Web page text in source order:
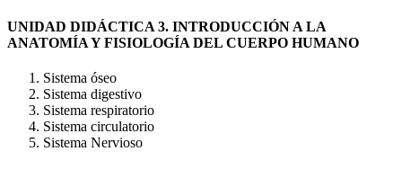
UNIDAD DIDÁCTICA 3. INTRODUCCIÓN A LA
ANATOMÍA Y FISIOLOGÍA DEL CUERPO HUMANO
Sistema óseo
Sistema digestivo
Sistema respiratorio
Sistema circulatorio
Sistema Nervioso